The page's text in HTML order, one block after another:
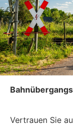
Vertrauen Sie